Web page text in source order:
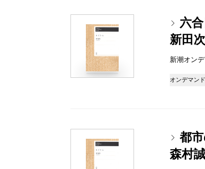
六
新田
新潮オン
オンデマン
都
森村